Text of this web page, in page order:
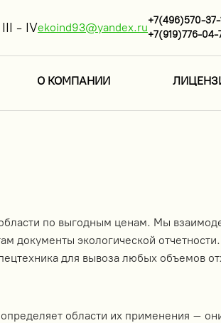
III - IVekoind93@yandex.ru
+7(496)570-37-
+7(919)776-04-
О КОМПАНИИ
по выгодным ценам. Мы
документы экологической
для вывоза любых объемов
области их применения –